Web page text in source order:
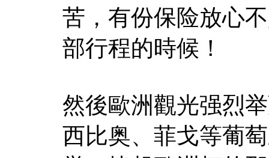
苦，有份保险放心
部行程的時候！
然後歐洲觀光强烈
西比奥、菲戈等葡